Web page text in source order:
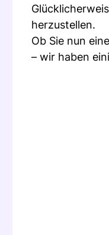
herzustellen.
Ob Sie nun
– wir haben